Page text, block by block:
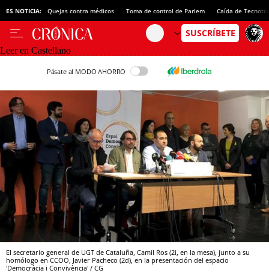
ES NOTICIA: Quejas contra médicos Toma de control de Parlem Caída de
Leer en Castellano
Pásate al MODO AHORRO
El secretario general de UGT de Cataluña, Camil Ros (2i, en la mesa), junto a su
homólogo en CCOO, Javier Pacheco (2d), en la presentación del espacio
'Democràcia i Convivència' / CG